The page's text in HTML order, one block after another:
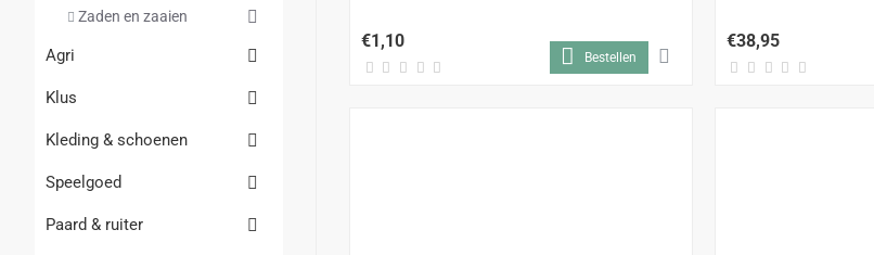
Zaden en zaaien
Agri
Klus
Kleding & schoenen
Speelgoed
Paard & ruiter
€1,10
Bestellen
€38,95